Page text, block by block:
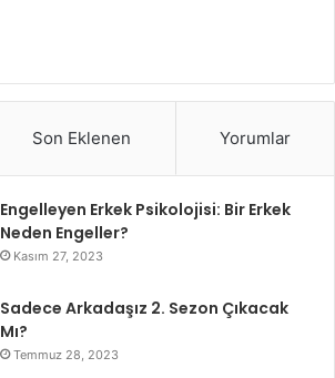
Son Eklenen Yorumlar
Engelleyen Erkek Psikolojisi: Bir Erkek
Neden Engeller?
Kasım 27, 2023
Sadece Arkadaşız 2. Sezon Çıkacak
Mı?
Temmuz 28, 2023